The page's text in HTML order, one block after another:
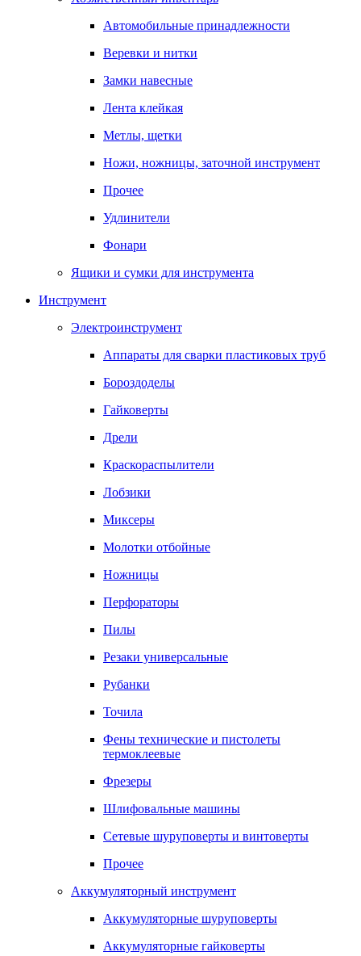
Автомобильные принадлежности
Веревки и нитки
Замки навесные
Лента клейкая
Метлы, щетки
Ножи, ножницы, заточной инструмент
Прочее
Удлинители
Фонари
Ящики и сумки для инструмента
Инструмент
Электроинструмент
Аппараты для сварки пластиковых труб
Бороздоделы
Гайковерты
Дрели
Краскораспылители
Лобзики
Миксеры
Молотки отбойные
Ножницы
Перфораторы
Пилы
Резаки универсальные
Рубанки
Точила
Фены технические и пистолеты
термоклеевые
Фрезеры
Шлифовальные машины
Сетевые шуруповерты и винтоверты
Прочее
Аккумуляторный инструмент
Аккумуляторные шуруповерты
Аккумуляторные гайковерты